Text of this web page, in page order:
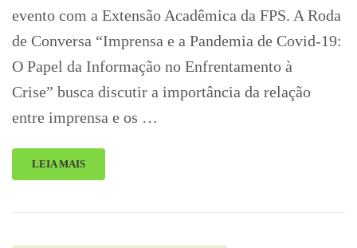
evento com a Extensão Acadêmica da FPS. A Roda
de Conversa “Imprensa e a Pandemia de Covid-19:
O Papel da Informação no Enfrentamento à
Crise” busca discutir a importância da relação
entre imprensa e os …
LEIA MAIS